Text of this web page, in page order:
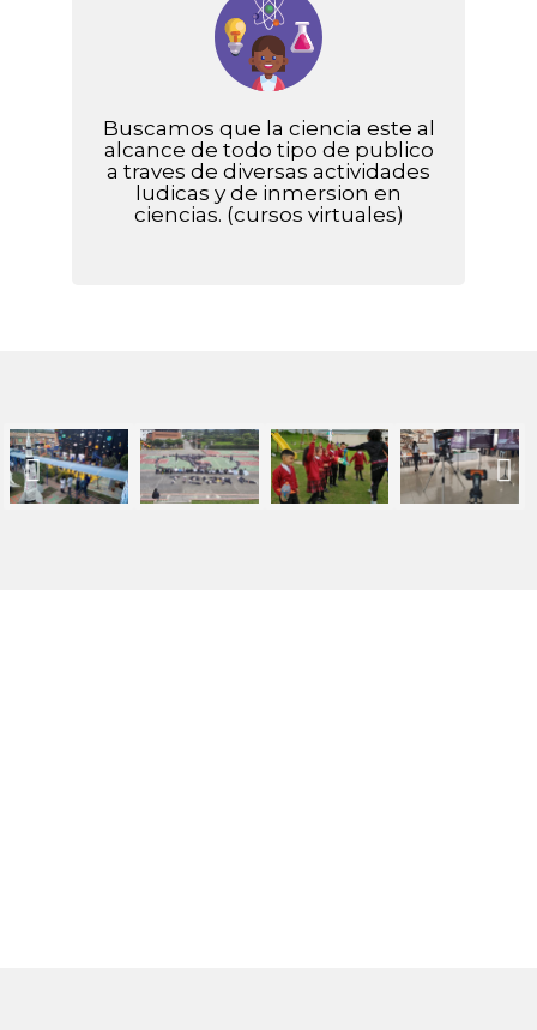
Buscamos que la ciencia este al
alcance de todo tipo de publico
a traves de diversas actividades
ludicas y de inmersion en
ciencias. (cursos virtuales)